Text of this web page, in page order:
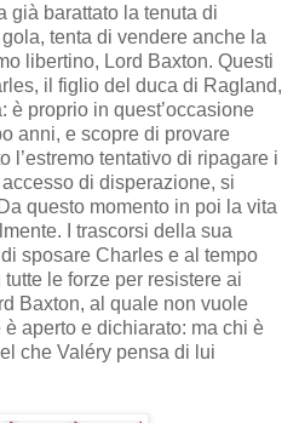
già barattato la tenuta di
tenta di vendere anche la
libertino, Lord Baxton. Questi
il figlio del duca di Ragland,
proprio in quest’occasione
anni, e scopre di provare
l’estremo tentativo di ripagare i
di disperazione, si
questo momento in poi la vita
I trascorsi della sua
sposare Charles e al tempo
le forze per resistere ai
Baxton, al quale non vuole
aperto e dichiarato: ma chi è
che Valéry pensa di lui